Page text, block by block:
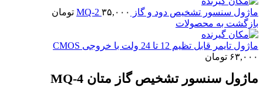
ماژول سنسور تشخیص دود و گاز MQ-2 ۳۵,۰۰۰
تومان
بازگشت به محصولات
ماژول تایمر قابل تظیم 12 تا 24 ولت با خروجی CMOS
۶۳,۰۰۰ تومان
ماژول سنسور تشخیص گاز متان MQ-4